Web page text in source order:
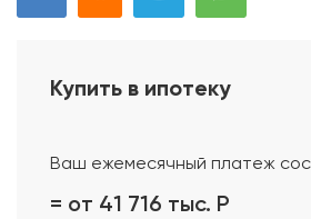
Проект дома
Купить в ипотеку
Ваш ежемесячный платеж
= от 41 716 тыс. Р